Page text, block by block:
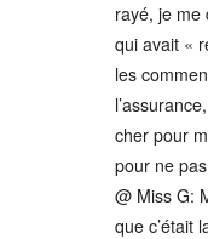
rayé, je me
qui avait «
les
cher pour
pour ne
@ Miss G:
que c’était